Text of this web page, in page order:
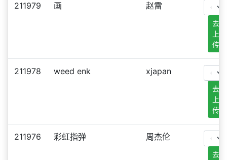
211979 画 赵雷
去
上
传
211978 weed enk xjapan
去
上
传
211976 彩虹指弹 周杰伦
去